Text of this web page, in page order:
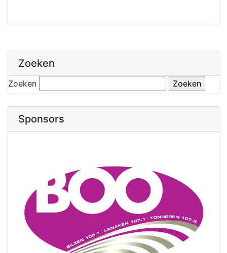
Zoeken
Zoeken
Sponsors